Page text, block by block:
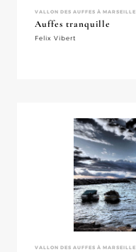
VALLON DES AUFFES À MARSEILLE
Auffes tranquille
Felix Vibert
VALLON DES AUFFES À MARSEILLE